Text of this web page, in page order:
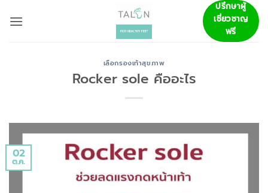
ปรึกษาผู้
เชี่ยวชาญ
ฟรี
เลือกรองเท้าสุขภาพ
Rocker sole คืออะไร
02
ต.ค.